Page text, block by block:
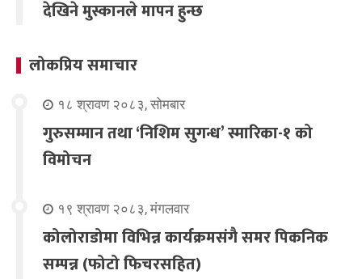
देखिने मुस्कानले मापन हुन्छ
लोकप्रिय समाचार
१८ श्रावण २०८३, सोमबार
गुरुसम्मान तथा ‘निशिम सुगन्ध’ स्मारिका-१ को
विमोचन
१९ श्रावण २०८३, मंगलवार
कोलोराडोमा विभिन्न कार्यक्रमसंगै समर पिकनिक
सम्पन्न (फोटो फिचरसहित)